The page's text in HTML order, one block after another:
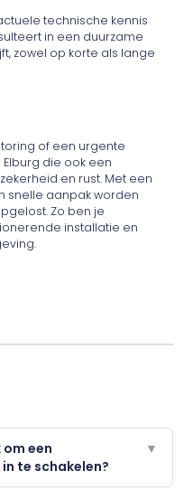
technische kennis
in een duurzame
zowel op korte als lange
of een urgente
die ook een
en rust. Met een
snelle aanpak worden
Zo ben je
installatie en
een
te schakelen?
▼